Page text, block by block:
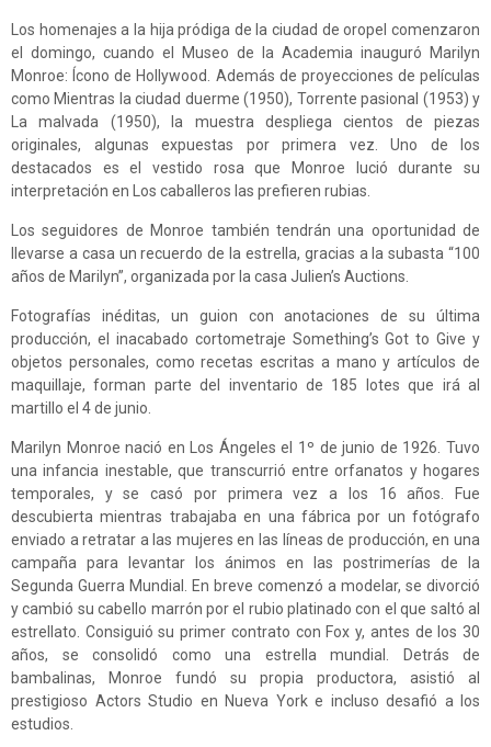
Los homenajes a la hija pródiga de la ciudad de oropel comenzaron
el domingo, cuando el Museo de la Academia inauguró Marilyn
Monroe: Ícono de Hollywood. Además de proyecciones de películas
como Mientras la ciudad duerme (1950), Torrente pasional (1953) y
La malvada (1950), la muestra despliega cientos de piezas
originales, algunas expuestas por primera vez. Uno de los
destacados es el vestido rosa que Monroe lució durante su
interpretación en Los caballeros las prefieren rubias.
Los seguidores de Monroe también tendrán una oportunidad de
llevarse a casa un recuerdo de la estrella, gracias a la subasta “100
años de Marilyn”, organizada por la casa Julien’s Auctions.
Fotografías inéditas, un guion con anotaciones de su última
producción, el inacabado cortometraje Something’s Got to Give y
objetos personales, como recetas escritas a mano y artículos de
maquillaje, forman parte del inventario de 185 lotes que irá al
martillo el 4 de junio.
Marilyn Monroe nació en Los Ángeles el 1º de junio de 1926. Tuvo
una infancia inestable, que transcurrió entre orfanatos y hogares
temporales, y se casó por primera vez a los 16 años. Fue
descubierta mientras trabajaba en una fábrica por un fotógrafo
enviado a retratar a las mujeres en las líneas de producción, en una
campaña para levantar los ánimos en las postrimerías de la
Segunda Guerra Mundial. En breve comenzó a modelar, se divorció
y cambió su cabello marrón por el rubio platinado con el que saltó al
estrellato. Consiguió su primer contrato con Fox y, antes de los 30
años, se consolidó como una estrella mundial. Detrás de
bambalinas, Monroe fundó su propia productora, asistió al
prestigioso Actors Studio en Nueva York e incluso desafió a los
estudios.